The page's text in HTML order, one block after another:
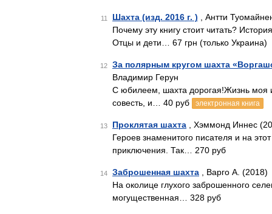
11 Шахта (изд. 2016 г. ) , Антти
Почему эту книгу стоит читать?
Отцы и дети… 67 грн (только Украина)
12 За полярным кругом шахта
Владимир Герун
С юбилеем, шахта дорогая!Жизнь моя
совесть, и… 40 руб
электронная книга
13 Проклятая шахта , Хэммонд Иннес
Героев знаменитого писателя и на
приключения. Так… 270 руб
14 Заброшенная шахта , Варго А. (2018)
На околице глухого заброшенного
могущественная… 328 руб